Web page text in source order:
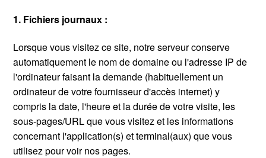
1. Fichiers journaux :
Lorsque vous visitez ce site, notre serveur conserve
automatiquement le nom de domaine ou l'adresse IP de
l'ordinateur faisant la demande (habituellement un
ordinateur de votre fournisseur d'accès internet) y
compris la date, l'heure et la durée de votre visite, les
sous-pages/URL que vous visitez et les informations
concernant l'application(s) et terminal(aux) que vous
utilisez pour voir nos pages.